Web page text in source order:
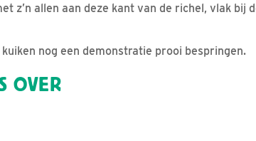
z’n allen aan deze kant van de richel, vlak bij
nog een demonstratie prooi bespringen.
OVER